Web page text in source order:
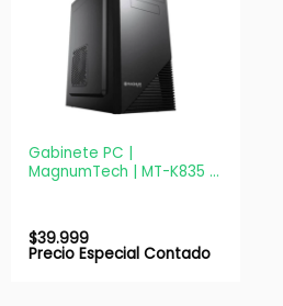
Gabinete PC |
MagnumTech | MT-K835 |
$39.999
Precio Especial Contado